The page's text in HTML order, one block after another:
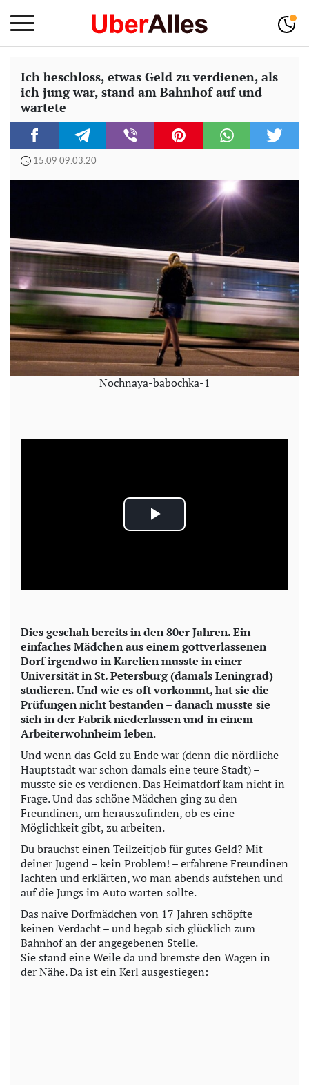
Ich beschloss, etwas Geld zu verdienen, als
ich jung war, stand am Bahnhof auf und
wartete
15:09 09.03.20
Nochnaya-babochka-1
P
a
V
i
d
e
o
Dies geschah bereits in den 80er Jahren. Ein
einfaches Mädchen aus einem gottverlassenen
Dorf irgendwo in Karelien musste in einer
Universität in St. Petersburg (damals Leningrad)
studieren. Und wie es oft vorkommt, hat sie die
Prüfungen nicht bestanden – danach musste sie
sich in der Fabrik niederlassen und in einem
Arbeiterwohnheim leben.
Und wenn das Geld zu Ende war (denn die nördliche
Hauptstadt war schon damals eine teure Stadt) –
musste sie es verdienen. Das Heimatdorf kam nicht in
Frage. Und das schöne Mädchen ging zu den
Freundinen, um herauszufinden, ob es eine
Möglichkeit gibt, zu arbeiten.
Du brauchst einen Teilzeitjob für gutes Geld? Mit
deiner Jugend – kein Problem! – erfahrene Freundinen
lachten und erklärten, wo man abends aufstehen und
auf die Jungs im Auto warten sollte.
Das naive Dorfmädchen von 17 Jahren schöpfte
keinen Verdacht – und begab sich glücklich zum
Bahnhof an der angegebenen Stelle.
Sie stand eine Weile da und bremste den Wagen in
der Nähe. Da ist ein Kerl ausgestiegen: